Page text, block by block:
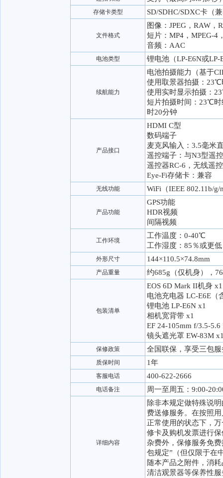
存储卡类型 SD/SDHC/SDXC卡（
文件格式
图像：JPEG，RAW，
短片：MP4，MPEG-4
音频：AAC
电池类型 锂电池（LP-E6N或LP-
续航能力
电池拍摄能力（基于
使用取景器拍摄：
使用实时显示拍摄：
短片拍摄时间：23℃
时20分钟
产品接口
HDMI C型
数码端子
麦克风输入：3.5毫米
遥控端子：与N3型遥
遥控器RC-6，无线遥
Eye-Fi存储卡：兼容
无线功能 WiFi（IEEE 802.11b/
产品功能
GPS功能
HDR视频
间隔视频
工作环境
工作温度：0-40℃
工作湿度：85％或更低
外形尺寸 144×110.5×74.8mm
产品重量 约685g（仅机身），
包装清单
EOS 6D Mark II机身 x1
电池充电器 LC-E6E（
锂电池 LP-E6N x1
相机宽背带 x1
EF 24-105mm f/3.5-
镜头遮光罩 EW-83M
保修政策 全国联保，享受三包服
质保时间 1年
客服电话 400-622-2666
电话备注 周一至周五：9:00-
详细内容
除非本规定做特殊说
费送修服务。在按照
正常使用的状态下，
修卡及购机发票进行
杂费外，保修服务免
包规定”（但仅限于在
随本产品之附件，消
清洁观景器等保养性